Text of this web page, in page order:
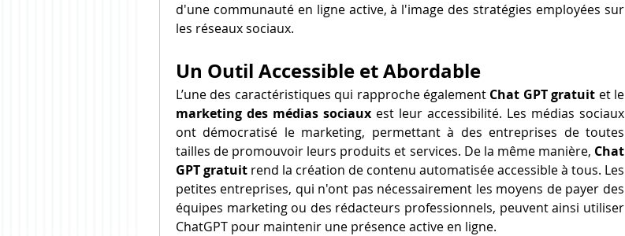
d'une communauté en ligne active, à l'image des stratégies employées sur
les réseaux sociaux.
Un Outil Accessible et Abordable
L’une des caractéristiques qui rapproche également Chat GPT gratuit
et le
marketing des médias sociaux est leur accessibilité. Les médias sociaux
ont démocratisé le marketing, permettant à des entreprises de toutes
tailles de promouvoir leurs produits et services. De la même manière, Chat
GPT gratuit rend la création de contenu automatisée accessible à tous. Les
petites entreprises, qui n'ont pas nécessairement les moyens de payer des
équipes marketing ou des rédacteurs professionnels, peuvent ainsi utiliser
ChatGPT pour maintenir une présence active en ligne.